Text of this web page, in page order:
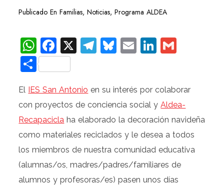
Publicado EnFamilias,Noticias,Programa ALDEA
WhatsApp
Facebook
X Telegram
Bluesky
EmailLinkedIn
Compartir
El IES San Antonio en su interés por colaborar
con proyectos de conciencia social yAldea-
Recapacicla ha elaborado la decoración navideña
como materiales reciclados y le desea a todos
los miembros de nuestra comunidad educativa
(alumnas/os, madres/padres/familiares de
alumnos y profesoras/es) pasen unos días